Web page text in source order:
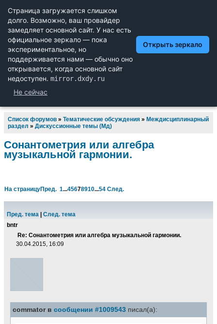
Научный форум dxdy
Математика, Физика, Computer Science, Machine Learning,
LaTeX, Механика и Техника, Химия,
Биология и Медицина, Экономика и Финансовая
Математика, Гуманитарные науки
Список форумов » Тематические обсуждения » Междисциплинарный
раздел » Дискуссионные темы (Мд)
Сонантометрия или алгебра
музыкальной гармонии.
На страницуПред. 1...45678910...54 След.
Пред. тема
След. тема
bntr
Re: Сонантометрия или алгебра музыкальной гармонии.
30.04.2015, 16:09
commator в сообщении #1009543 писал(а):